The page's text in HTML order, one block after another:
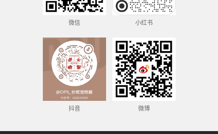
微信 小红书
抖音 微博